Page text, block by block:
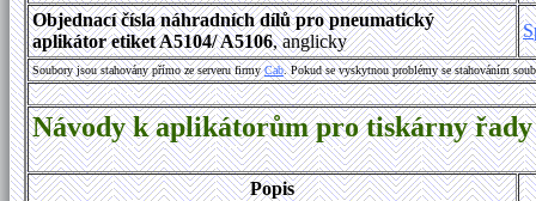
Objednací čísla náhradních dílů pro pneumatický
aplikátor etiket A5104/ A5106, anglicky
Soubory jsou stahovány přímo ze serveru firmyCab. Pokud se vyskytnou problémy se stahováním
Návody k aplikátorům pro tiskárny řady
Popis